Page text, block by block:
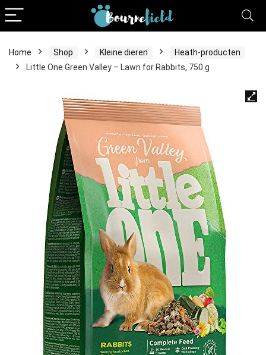
Home Shop Kleine dieren
Heath-producten
Little One Green Valley – Lawn for Rabbits, 750 g